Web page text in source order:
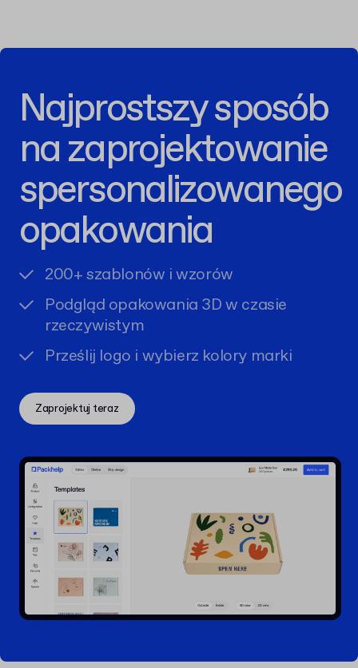
Najprostszy sposób
na zaprojektowanie
spersonalizowanego
opakowania
200+ szablonów i wzorów
Podgląd opakowania 3D w czasie
rzeczywistym
Prześlij logo i wybierz kolory marki
Zaprojektuj teraz